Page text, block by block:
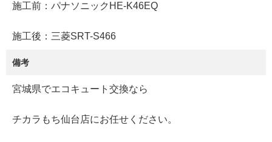
施工前：パナソニックHE-K46EQ
施工後：三菱SRT-S466
備考
宮城県でエコキュート交換なら
チカラもち仙台店にお任せください。